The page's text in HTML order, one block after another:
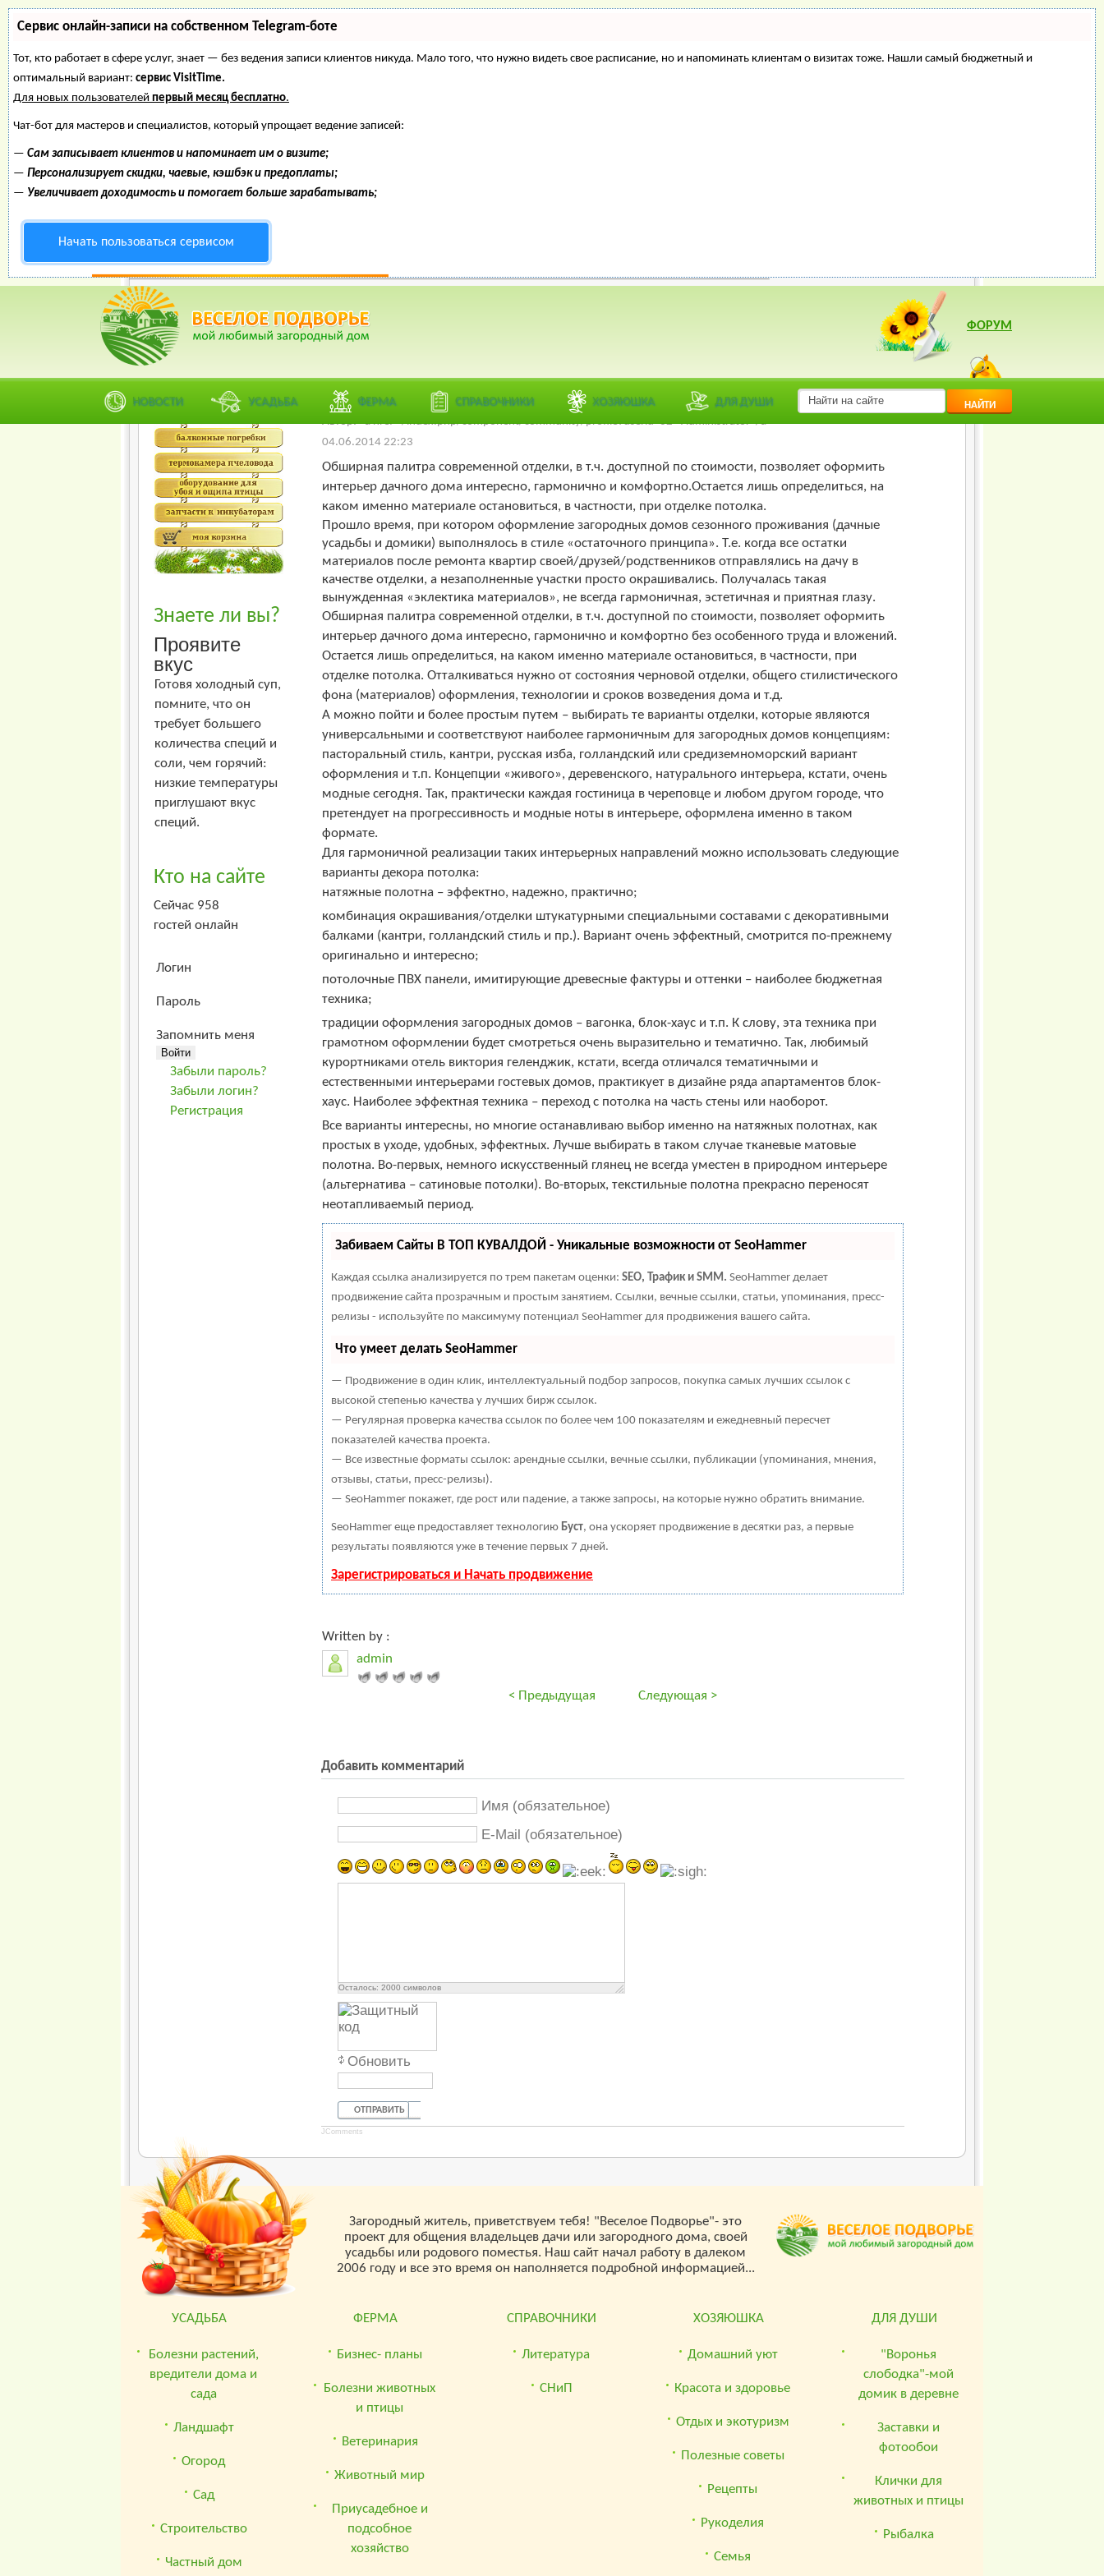
Сервис онлайн-записи на собственном Telegram-боте
Тот, кто работает в сфере услуг, знает — без ведения записи клиентов никуда. Мало того, что нужно видеть свое расписание, но и напоминать клиентам о визитах тоже. Нашли самый бюджетный и
оптимальный вариант: сервис VisitTime.
Для новых пользователей первый месяц бесплатно.
Чат-бот для мастеров и специалистов, который упрощает ведение записей:
— Сам записывает клиентов и напоминает им о визите;
— Персонализирует скидки, чаевые, кэшбэк и предоплаты;
— Увеличивает доходимость и помогает больше зарабатывать;
Начать пользоваться сервисом
ФОРУМ
НОВОСТИ УСАДЬБА ФЕРМА СПРАВОЧНИКИ ХОЗЯЮШКА ДЛЯ ДУШИ НАЙТИ
Веселое Подворье- Главная страница
*Главная
Знаете ли вы?
Проявите
вкус
Готовя холодный суп,
помните, что он
требует большего
количества специй и
соли, чем горячий:
низкие температуры
приглушают вкус
специй.
Кто на сайте
Сейчас 958
гостей онлайн
Логин
Пароль
Запомнить меня
Забыли пароль?
Забыли логин?
Регистрация
Натяжной потолок или декоративные балки: варианты
Рейтинг пользователей:
/ 0
Худший
Лучший
Автор: <a href='/index.php/component/community/profile?userid=62'>Administrator</a>
04.06.2014 22:23
Обширная палитра современной отделки, в т.ч. доступной по стоимости, позволяет оформить
интерьер дачного дома интересно, гармонично и комфортно.Остается лишь определиться, на
каком именно материале остановиться, в частности, при отделке потолка.
Прошло время, при котором оформление загородных домов сезонного проживания (дачные
усадьбы и домики) выполнялось в стиле «остаточного принципа». Т.е. когда все остатки
материалов после ремонта квартир своей/друзей/родственников отправлялись на дачу в
качестве отделки, а незаполненные участки просто окрашивались. Получалась такая
вынужденная «эклектика материалов», не всегда гармоничная, эстетичная и приятная глазу.
Обширная палитра современной отделки, в т.ч. доступной по стоимости, позволяет оформить
интерьер дачного дома интересно, гармонично и комфортно без особенного труда и вложений.
Остается лишь определиться, на каком именно материале остановиться, в частности, при
отделке потолка. Отталкиваться нужно от состояния черновой отделки, общего стилистического
фона (материалов) оформления, технологии и сроков возведения дома и т.д.
А можно пойти и более простым путем – выбирать те варианты отделки, которые являются
универсальными и соответствуют наиболее гармоничным для загородных домов концепциям:
пасторальный стиль, кантри, русская изба, голландский или средиземноморский вариант
оформления и т.п. Концепции «живого», деревенского, натурального интерьера, кстати, очень
модные сегодня. Так, практически каждая гостиница в череповце и любом другом городе, что
претендует на прогрессивность и модные ноты в интерьере, оформлена именно в таком
формате.
Для гармоничной реализации таких интерьерных направлений можно использовать следующие
варианты декора потолка:
натяжные полотна – эффектно, надежно, практично;
комбинация окрашивания/отделки штукатурными специальными составами с декоративными
балками (кантри, голландский стиль и пр.). Вариант очень эффектный, смотрится по-прежнему
оригинально и интересно;
потолочные ПВХ панели, имитирующие древесные фактуры и оттенки – наиболее бюджетная
техника;
традиции оформления загородных домов – вагонка, блок-хаус и т.п. К слову, эта техника при
грамотном оформлении будет смотреться очень выразительно и тематично. Так, любимый
курортниками отель виктория геленджик, кстати, всегда отличался тематичными и
естественными интерьерами гостевых домов, практикует в дизайне ряда апартаментов блок-
хаус. Наиболее эффектная техника – переход с потолка на часть стены или наоборот.
Все варианты интересны, но многие останавливаю выбор именно на натяжных полотнах, как
простых в уходе, удобных, эффектных. Лучше выбирать в таком случае тканевые матовые
полотна. Во-первых, немного искусственный глянец не всегда уместен в природном интерьере
(альтернатива – сатиновые потолки). Во-вторых, текстильные полотна прекрасно переносят
неотапливаемый период.
Забиваем Сайты В ТОП КУВАЛДОЙ - Уникальные возможности от SeoHammer
Каждая ссылка анализируется по трем пакетам оценки: SEO, Трафик и SMM. SeoHammer делает
продвижение сайта прозрачным и простым занятием. Ссылки, вечные ссылки, статьи, упоминания, пресс-
релизы - используйте по максимуму потенциал SeoHammer для продвижения вашего сайта.
Что умеет делать SeoHammer
— Продвижение в один клик, интеллектуальный подбор запросов, покупка самых лучших ссылок с
высокой степенью качества у лучших бирж ссылок.
— Регулярная проверка качества ссылок по более чем 100 показателям и ежедневный пересчет
показателей качества проекта.
— Все известные форматы ссылок: арендные ссылки, вечные ссылки, публикации (упоминания, мнения,
отзывы, статьи, пресс-релизы).
— SeoHammer покажет, где рост или падение, а также запросы, на которые нужно обратить внимание.
SeoHammer еще предоставляет технологию Буст, она ускоряет продвижение в десятки раз, а первые
результаты появляются уже в течение первых 7 дней.
Зарегистрироваться и Начать продвижение
Written by :
admin
< Предыдущая Следующая >
Добавить комментарий
Имя (обязательное)
E-Mail (обязательное)
Осталось: 2000 символов
Обновить
ОТПРАВИТЬ
JComments
Загородный житель, приветствуем тебя! "Веселое Подворье"- это
проект для общения владельцев дачи или загородного дома, своей
усадьбы или родового поместья. Наш сайт начал работу в далеком
2006 году и все это время он наполняется подробной информацией...
УСАДЬБА
Болезни растений,
вредители дома и
сада
Ландшафт
Огород
Сад
Строительство
Частный дом
ФЕРМА
Бизнес- планы
Болезни животных
и птицы
Ветеринария
Животный мир
Приусадебное и
подсобное
хозяйство
СПРАВОЧНИКИ
Литература
СНиП
ХОЗЯЮШКА
Домашний уют
Красота и здоровье
Отдых и экотуризм
Полезные советы
Рецепты
Рукоделия
Семья
ДЛЯ ДУШИ
"Воронья
слободка"-мой
домик в деревне
Заставки и
фотообои
Клички для
животных и птицы
Рыбалка